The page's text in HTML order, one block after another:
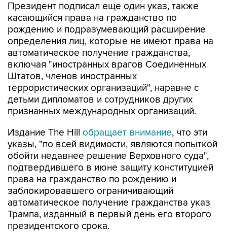
Президент подписал еще один указ, также
касающийся права на гражданство по
рождению и подразумевающий расширение
определения лиц, которые не имеют права на
автоматическое получение гражданства,
включая "иностранных врагов Соединенных
Штатов, членов иностранных
террористических организаций", наравне с
детьми дипломатов и сотрудников других
признанных международных организаций.
Издание The Hill обращает внимание, что эти
указы, "по всей видимости, являются попыткой
обойти недавнее решение Верховного суда",
подтвердившего в июне защиту конституцией
права на гражданство по рождению и
заблокировавшего ограничивающий
автоматическое получение гражданства указ
Трампа, изданный в первый день его второго
президентского срока.